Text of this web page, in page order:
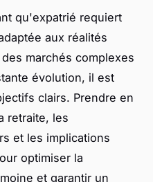
qu'expatrié requiert
aux réalités
marchés complexes
évolution, il est
clairs. Prendre en
retraite, les
et les implications
optimiser la
et garantir un